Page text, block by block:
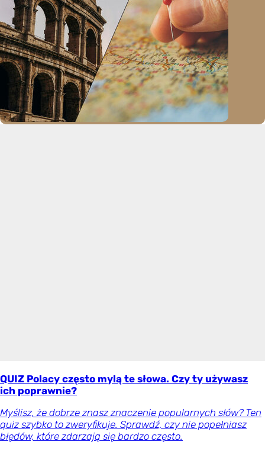
QUIZ Polacy często mylą te słowa. Czy ty używasz
ich poprawnie?
Myślisz, że dobrze znasz znaczenie popularnych słów? Ten
quiz szybko to zweryfikuje. Sprawdź, czy nie popełniasz
błędów, które zdarzają się bardzo często.